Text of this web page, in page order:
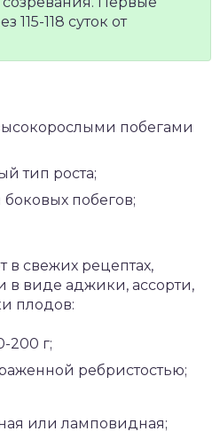
118 суток от
побегами
тип роста;
побегов;
свежих рецептах,
в виде аджики, ассорти,
плодов:
200 г;
ребристостью;
или ламповидная;